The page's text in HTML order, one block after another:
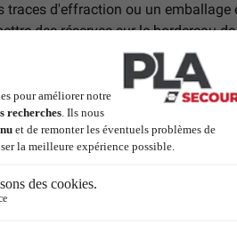
d'effraction ou un
des réserves sur le bordereau
et ne pourra pas faire l'objet